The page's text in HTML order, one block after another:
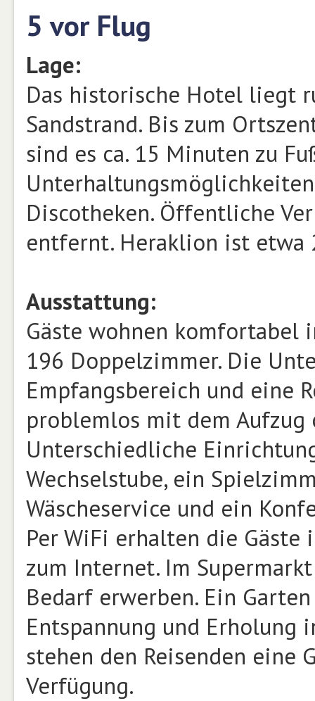
5 vor Flug
Lage:
Das historische Hotel liegt
Sandstrand. Bis zum
sind es ca. 15 Minuten zu
Discotheken. Öffentliche
entfernt. Heraklion ist etwa
Ausstattung:
Gäste wohnen komfortabel
196 Doppelzimmer. Die
Empfangsbereich und eine
problemlos mit dem Aufzug
Unterschiedliche
Wechselstube, ein
Wäscheservice und ein
Per WiFi erhalten die
zum Internet. Im
Bedarf erwerben. Ein
Entspannung und Erholung
stehen den Reisenden eine
Verfügung.